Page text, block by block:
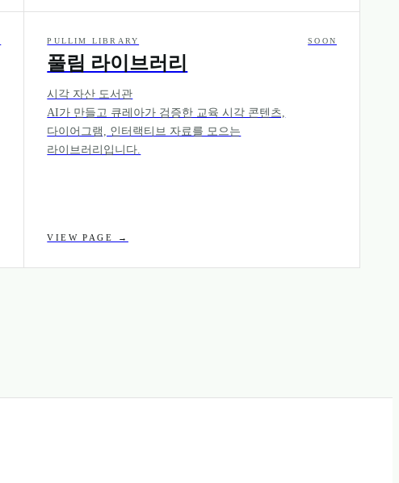
PULLIM LIBRARY SOON
풀림 라이브러리
시각 자산 도서관
AI가 만들고 큐레아가 검증한 교육 시각 콘텐츠,
다이어그램, 인터랙티브 자료를 모으는
라이브러리입니다.
VIEW PAGE →